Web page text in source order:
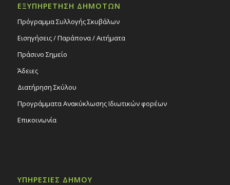
ΕΞΥΠΗΡΕΤΗΣΗ ΔΗΜΟΤΩΝ
Πρόγραμμα Συλλογής Σκυβάλων
Εισηγήσεις / Παράπονα / Αιτήματα
Πράσινο Σημείο
Άδειες
Διατήρηση Σκύλου
Προγράμματα Ανακύκλωσης Ιδιωτικών φορέων
Επικοινωνία
ΥΠΗΡΕΣΙΕΣ ΔΗΜΟΥ